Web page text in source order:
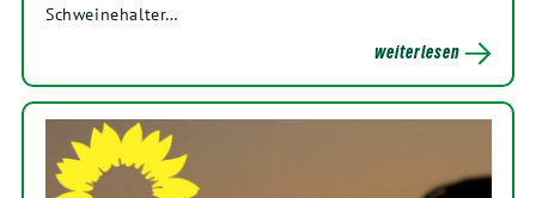
Schweinehalter…
weiterlesen